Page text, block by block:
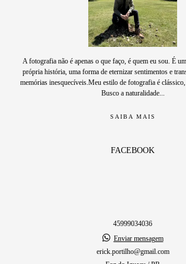
A fotografia não é apenas o que faço, é quem eu sou. É
própria história, uma forma de eternizar sentimentos e
memórias inesquecíveis.Meu estilo de fotografia é clássico,
Busco a naturalidade...
SAIBA MAIS
FACEBOOK
45999034036
Enviar mensagem
erick.portilho@gmail.com